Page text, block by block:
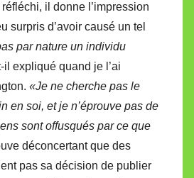
il donne l’impression
surpris d’avoir causé un tel
par nature un individu
il expliqué quand je l’ai
«Je ne cherche pas le
en soi, et je n’éprouve pas de
sont offusqués par ce que
déconcertant que des
pas sa décision de publier